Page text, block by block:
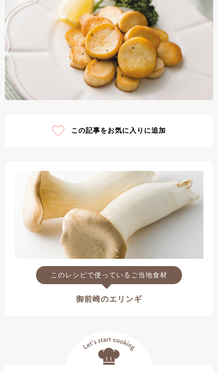
この記事をお気に入りに追加
このレシピで使っているご当地食材
御前崎のエリンギ